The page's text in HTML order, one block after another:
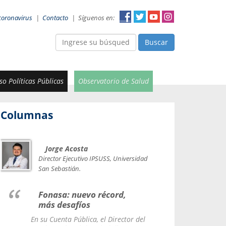
| Contacto | Síguenos en:
Buscar
Políticas Públicas Observatorio de Salud
Columnas
Jorge Acosta
Director Ejecutivo IPSUSS, Universidad
San Sebastián.
Fonasa: nuevo récord,
más desafíos
En su Cuenta Pública, el Director del